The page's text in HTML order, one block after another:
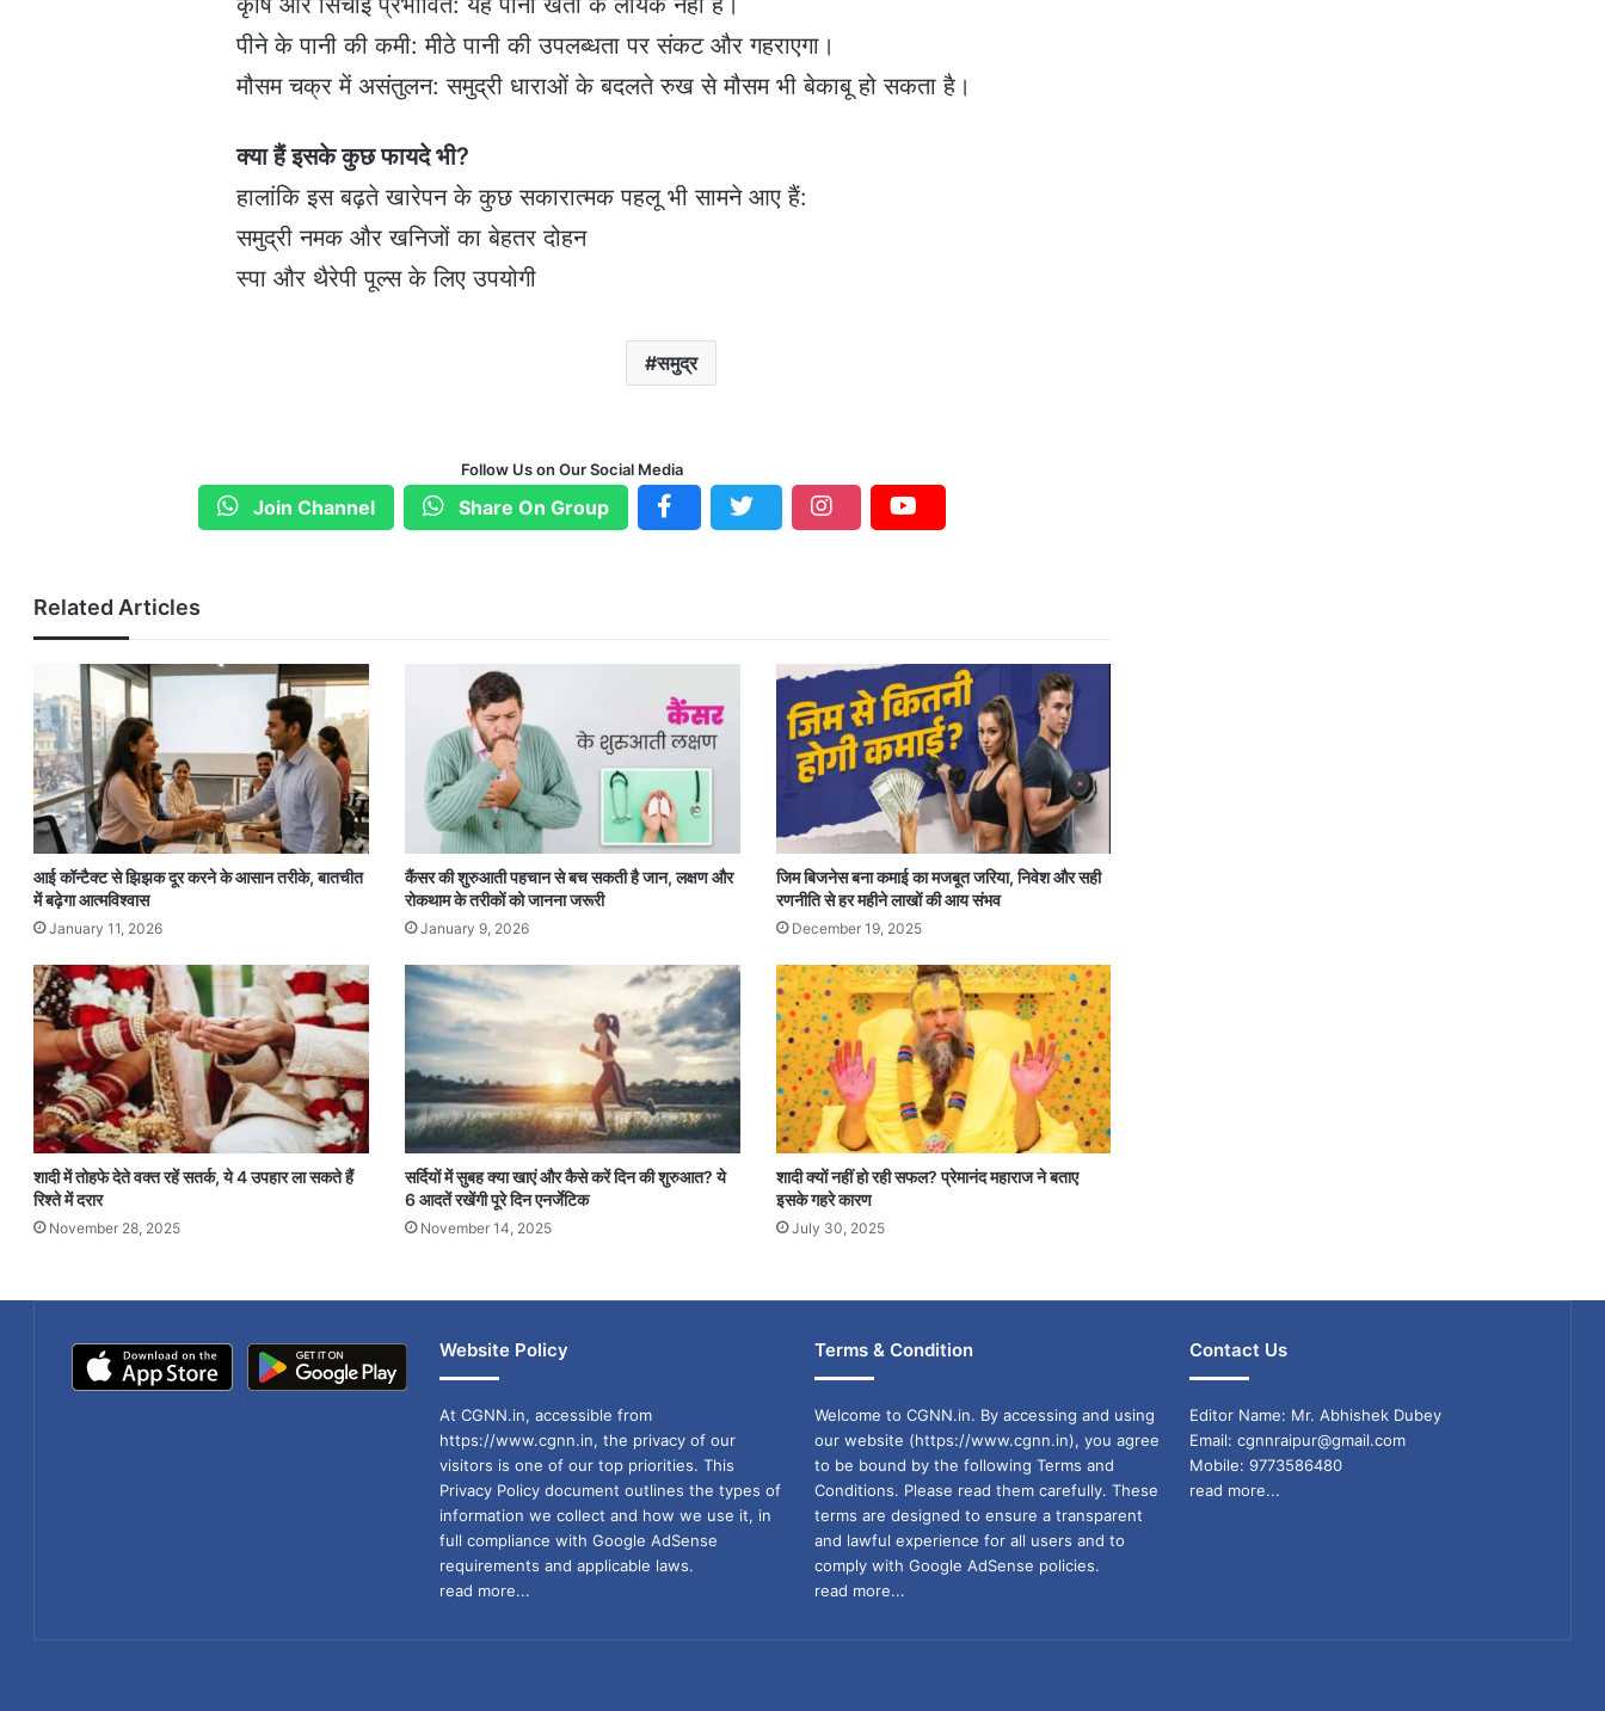
पीने के पानी की कमी: मीठे पानी की उपलब्धता पर संकट और गहराएगा।
मौसम चक्र में असंतुलन: समुद्री धाराओं के बदलते रुख से मौसम भी बेकाबू हो सकता है।
क्या हैं इसके कुछ फायदे भी?
हालांकि इस बढ़ते खारेपन के कुछ सकारात्मक पहलू भी सामने आए हैं:
समुद्री नमक और खनिजों का बेहतर दोहन
स्पा और थैरेपी पूल्स के लिए उपयोगी
समुद्र
Follow Us on Our Social Media
Join Channel Share On Group
Related Articles
आई कॉन्टैक्ट से झिझक दूर करने के आसान तरीके, बातचीत
में बढ़ेगा आत्मविश्वास
January 11, 2026
कैंसर की शुरुआती पहचान से बच सकती है जान, लक्षण और
रोकथाम के तरीकों को जानना जरूरी
January 9, 2026
जिम बिजनेस बना कमाई का मजबूत जरिया, निवेश और सही
रणनीति से हर महीने लाखों की आय संभव
December 19, 2025
शादी में तोहफे देते वक्त रहें सतर्क, ये 4 उपहार ला सकते हैं
रिश्ते में दरार
November 28, 2025
सर्दियों में सुबह क्या खाएं और कैसे करें दिन की शुरुआत? ये
6 आदतें रखेंगी पूरे दिन एनर्जेटिक
November 14, 2025
शादी क्यों नहीं हो रही सफल? प्रेमानंद महाराज ने बताए
इसके गहरे कारण
July 30, 2025
Website Policy
At CGNN.in, accessible from
https://www.cgnn.in, the privacy of our
visitors is one of our top priorities. This
Privacy Policy document outlines the types of
information we collect and how we use it, in
full compliance with Google AdSense
requirements and applicable laws.
read more...
Terms & Condition
Welcome to CGNN.in. By accessing and using
our website (https://www.cgnn.in), you agree
to be bound by the following Terms and
Conditions. Please read them carefully. These
terms are designed to ensure a transparent
and lawful experience for all users and to
comply with Google AdSense policies.
read more...
Contact Us
Editor Name: Mr. Abhishek Dubey
Email: cgnnraipur@gmail.com
Mobile: 9773586480
read more...